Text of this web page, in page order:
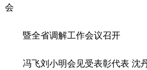
会
暨全省调解工作会议召开
冯飞刘小明会见受表彰代表 沈